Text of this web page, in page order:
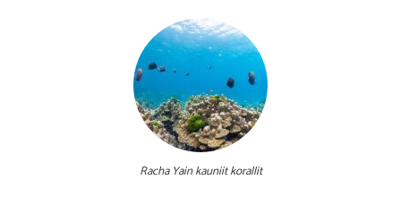
Racha Yain kauniit korallit